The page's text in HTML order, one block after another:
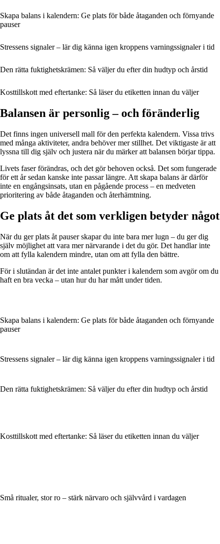
Skapa balans i kalendern: Ge plats för både åtaganden och förnyande
pauser
Stressens signaler – lär dig känna igen kroppens varningssignaler i tid
Den rätta fuktighetskrämen: Så väljer du efter din hudtyp och årstid
Kosttillskott med eftertanke: Så läser du etiketten innan du väljer
Balansen är personlig – och föränderlig
Det finns ingen universell mall för den perfekta kalendern. Vissa trivs
med många aktiviteter, andra behöver mer stillhet. Det viktigaste är att
lyssna till dig själv och justera när du märker att balansen börjar tippa.
Livets faser förändras, och det gör behoven också. Det som fungerade
för ett år sedan kanske inte passar längre. Att skapa balans är därför
inte en engångsinsats, utan en pågående process – en medveten
prioritering av både åtaganden och återhämtning.
Ge plats åt det som verkligen betyder något
När du ger plats åt pauser skapar du inte bara mer lugn – du ger dig
själv möjlighet att vara mer närvarande i det du gör. Det handlar inte
om att fylla kalendern mindre, utan om att fylla den bättre.
För i slutändan är det inte antalet punkter i kalendern som avgör om du
haft en bra vecka – utan hur du har mått under tiden.
Skapa balans i kalendern: Ge plats för både åtaganden och förnyande
pauser
Stressens signaler – lär dig känna igen kroppens varningssignaler i tid
Den rätta fuktighetskrämen: Så väljer du efter din hudtyp och årstid
Kosttillskott med eftertanke: Så läser du etiketten innan du väljer
Små ritualer, stor ro – stärk närvaro och självvård i vardagen